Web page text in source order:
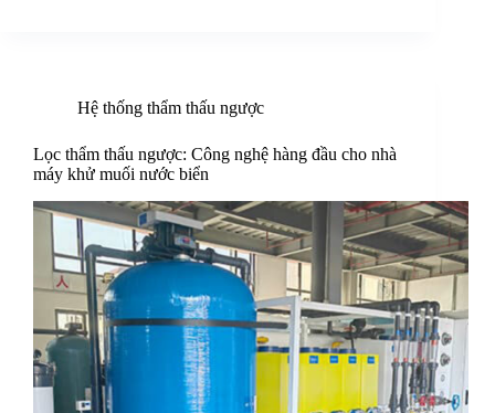
Hệ thống thẩm thấu ngược
Lọc thẩm thấu ngược: Công nghệ hàng đầu cho nhà
máy khử muối nước biển